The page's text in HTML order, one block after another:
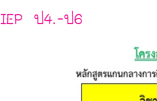
IEP ป4.-ป6